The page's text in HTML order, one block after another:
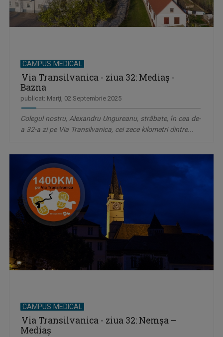
CAMPUS MEDICAL
Via Transilvanica - ziua 32: Mediaș -
Bazna
publicat: Marţi, 02 Septembrie 2025
Colegul nostru, Alexandru Ungureanu, străbate, în cea de-
a 32-a zi pe Via Transilvanica, cei zece kilometri dintre...
CAMPUS MEDICAL
Via Transilvanica - ziua 32: Nemșa –
Mediaș